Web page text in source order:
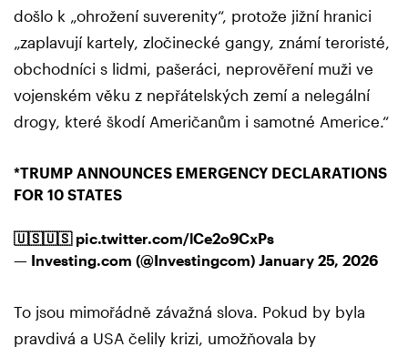
došlo k „ohrožení suverenity“, protože jižní hranici
„zaplavují kartely, zločinecké gangy, známí teroristé,
obchodníci s lidmi, pašeráci, neprověření muži ve
vojenském věku z nepřátelských zemí a nelegální
drogy, které škodí Američanům i samotné Americe.“
*TRUMP ANNOUNCES EMERGENCY DECLARATIONS
FOR 10 STATES
🇺🇸🇺🇸 pic.twitter.com/lCe2o9CxPs
— Investing.com (@Investingcom) January 25, 2026
To jsou mimořádně závažná slova. Pokud by byla
pravdivá a USA čelily krizi, umožňovala by